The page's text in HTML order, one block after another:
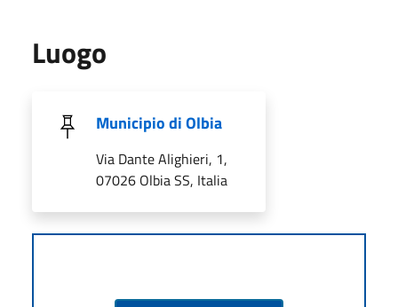
Luogo
Municipio di Olbia
Via Dante Alighieri, 1,
07026 Olbia SS, Italia